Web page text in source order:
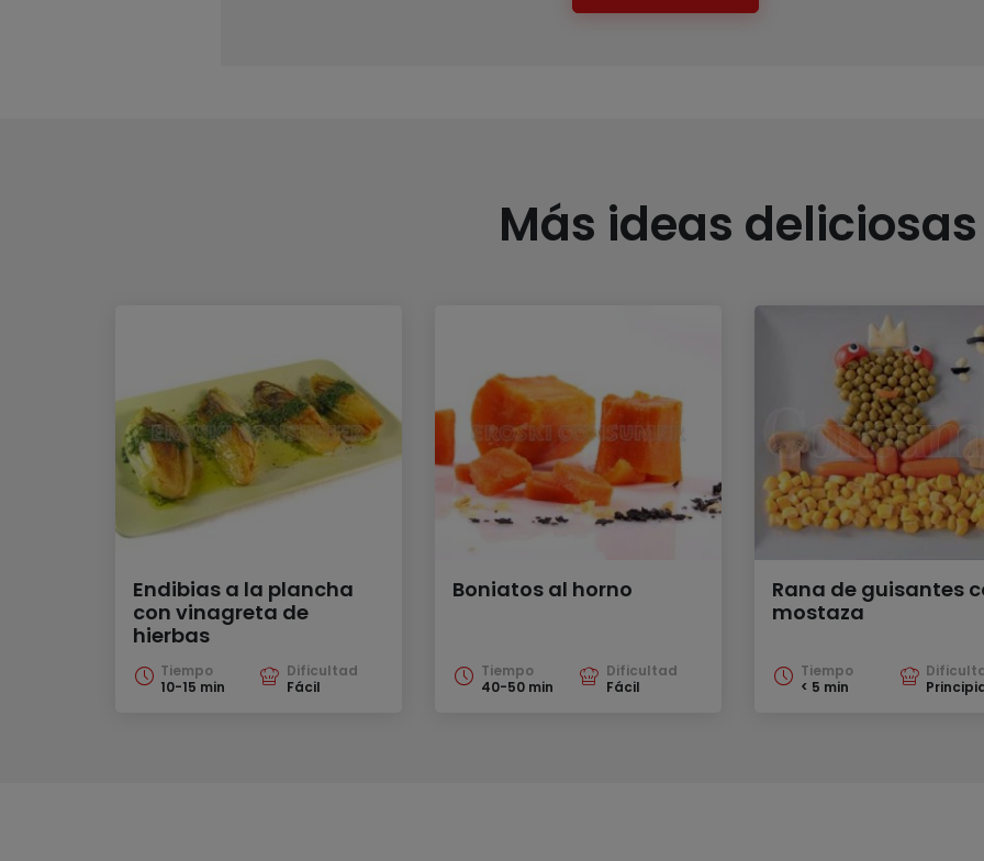
Más ideas deliciosas
Endibias a la plancha
con vinagreta de
hierbas
Tiempo
10-15 min
Dificultad
Fácil
Boniatos al horno
Tiempo
40-50 min
Dificultad
Fácil
Rana de guisantes
mostaza
Tiempo
< 5 min